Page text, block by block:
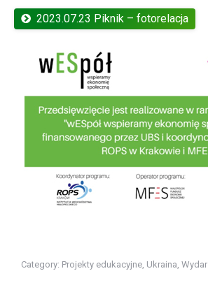
2023.07.23 Piknik – fotorelacja
Category: Projekty edukacyjne, Ukraina,